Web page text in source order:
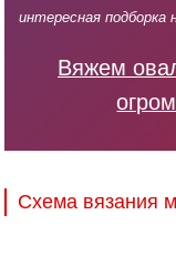
интересная подборка
Вяжем
Схема вязания